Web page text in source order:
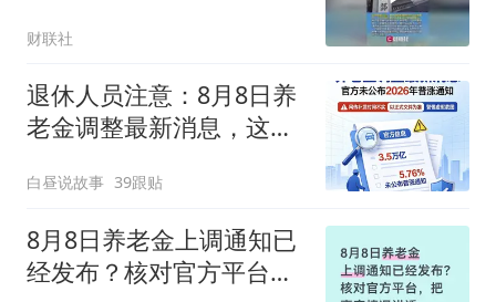
财联社
退休人员注意：8月8日养
老金调整最新消息，这些
白昼说故事 39跟贴
8月8日养老金上调通知已
经发布？核对官方平台，